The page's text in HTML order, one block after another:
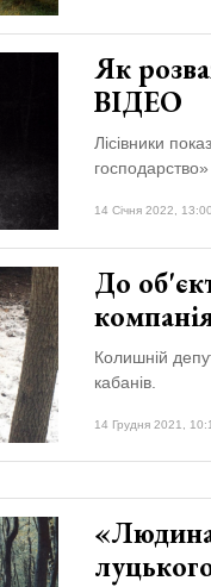
Як
ВІДЕО
Лісівники
господарство»
14 Січня 2022, 13:00
До
Колишній
кабанів.
14 Грудня 2021,
«Людина